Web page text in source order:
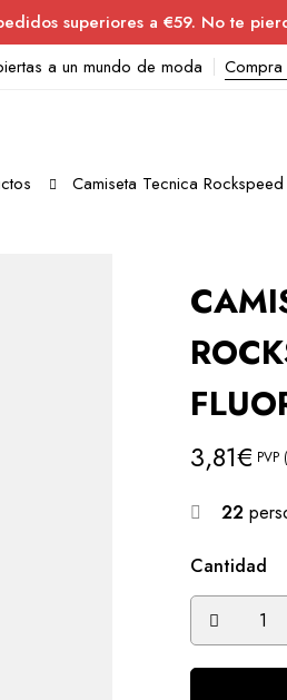
superiores a €59. No te
a un mundo de moda
Camiseta Tecnica
3,81€
22
Cantidad